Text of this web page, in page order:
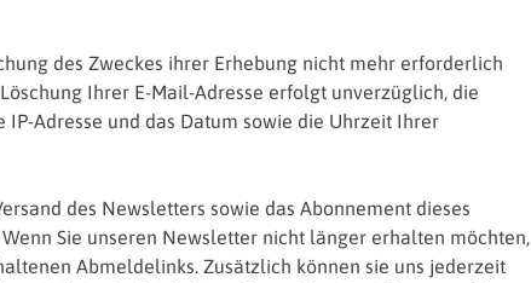
des Zweckes ihrer Erhebung nicht mehr erforderlich
Ihrer E-Mail-Adresse erfolgt unverzüglich, die
Adresse und das Datum sowie die Uhrzeit Ihrer
des Newsletters sowie das Abonnement dieses
Sie unseren Newsletter nicht länger erhalten möchten,
Abmeldelinks. Zusätzlich können sie uns jederzeit